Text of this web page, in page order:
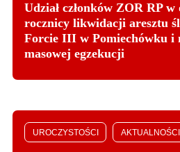
Udział członków ZOR RP w
rocznicy likwidacji aresztu
Forcie III w Pomiechówku i
masowej egzekucji
UROCZYSTOŚCI AKTUALNOŚCI